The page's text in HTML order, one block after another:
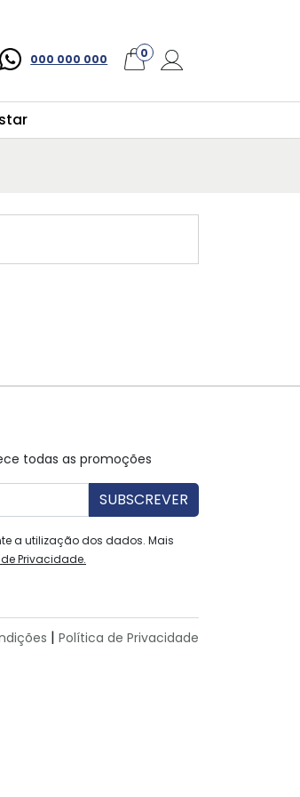
000 000 000 0
todas as promoções
a utilização dos dados. Mais
Privacidade.
| Política de Privacidade